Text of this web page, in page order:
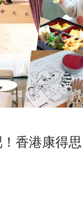
香港康得思